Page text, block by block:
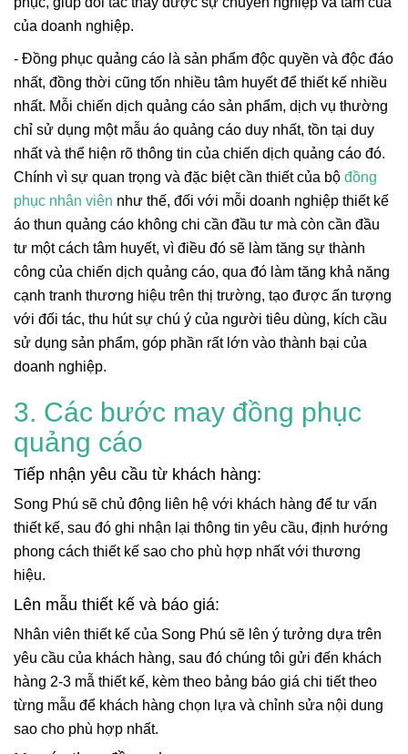
của doanh nghiệp.
- Đồng phục quảng cáo là sản phẩm độc quyền và độc đáo
nhất, đồng thời cũng tốn nhiều tâm huyết để thiết kế nhiều
nhất. Mỗi chiến dịch quảng cáo sản phẩm, dịch vụ thường
chỉ sử dụng một mẫu áo quảng cáo duy nhất, tồn tại duy
nhất và thể hiện rõ thông tin của chiến dịch quảng cáo đó.
Chính vì sự quan trọng và đặc biệt cần thiết của bộ đồng
phục nhân viên như thế, đối với mỗi doanh nghiệp thiết kế
áo thun quảng cáo không chi cần đầu tư mà còn cần đầu
tư một cách tâm huyết, vì điều đó sẽ làm tăng sự thành
công của chiến dịch quảng cáo, qua đó làm tăng khả năng
cạnh tranh thương hiệu trên thị trường, tạo được ấn tượng
với đối tác, thu hút sự chú ý của người tiêu dùng, kích cầu
sử dụng sản phẩm, góp phần rất lớn vào thành bại của
doanh nghiệp.
3. Các bước may đồng phục
quảng cáo
Tiếp nhận yêu cầu từ khách hàng:
Song Phú sẽ chủ động liên hệ với khách hàng để tư vấn
thiết kế, sau đó ghi nhận lại thông tin yêu cầu, định hướng
phong cách thiết kế sao cho phù hợp nhất với thương
hiệu.
Lên mẫu thiết kế và báo giá:
Nhân viên thiết kế của Song Phú sẽ lên ý tưởng dựa trên
yêu cầu của khách hàng, sau đó chúng tôi gửi đến khách
hàng 2-3 mẫ thiết kế, kèm theo bảng báo giá chi tiết theo
từng mẫu để khách hàng chọn lựa và chỉnh sửa nội dung
sao cho phù hợp nhất.